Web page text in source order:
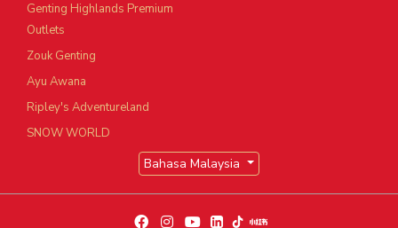
Genting Highlands Premium
Outlets
Zouk Genting
Ayu Awana
Ripley's Adventureland
SNOW WORLD
Bahasa Malaysia